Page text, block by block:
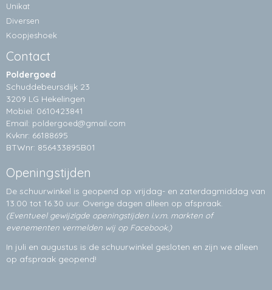
Unikat
Diversen
Koopjeshoek
Contact
Poldergoed
Schuddebeursdijk 23
3209 LG Hekelingen
Mobiel: 0610423841
Email: poldergoed@gmail.com
Kvknr: 66188695
BTWnr: 856433895B01
Openingstijden
De schuurwinkel is geopend op vrijdag- en zaterdagmiddag van
13.00 tot 16.30 uur. Overige dagen alleen op afspraak.
(Eventueel gewijzigde openingstijden i.v.m. markten of
evenementen vermelden wij op Facebook.)
In juli en augustus is de schuurwinkel gesloten en zijn we alleen
op afspraak geopend!